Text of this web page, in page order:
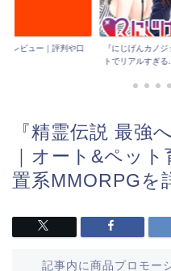
レビュー｜評判や口
『にじげんカノ
トでリアルすぎる
『精霊伝説 最強
｜オート&ペッ
置系MMORPGを
記事内に商品プロモー